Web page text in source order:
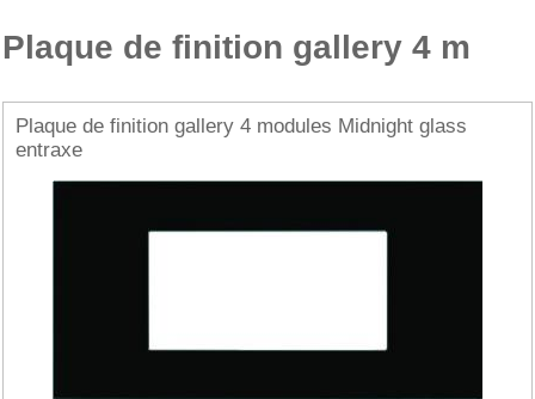
Plaque de finition gallery 4 m
Plaque de finition gallery 4 modules Midnight glass
entraxe